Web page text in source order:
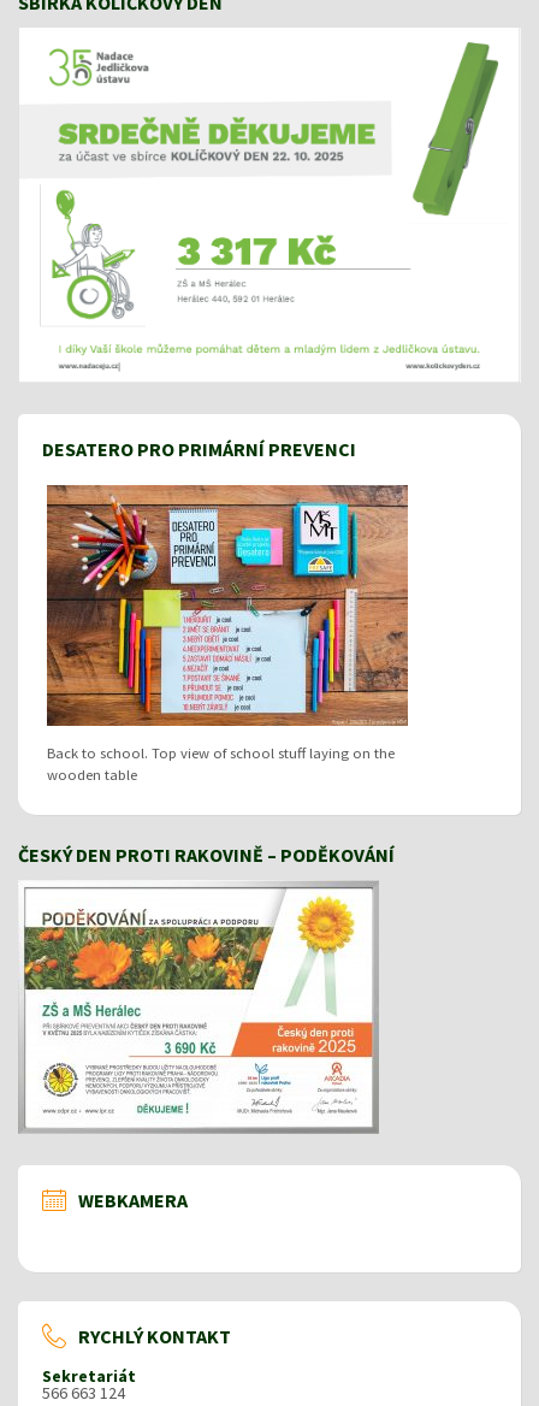
DESATERO PRO PRIMÁRNÍ PREVENCI
Back to school. Top view of school stuff laying on the
wooden table
ČESKÝ DEN PROTI RAKOVINĚ – PODĚKOVÁNÍ
WEBKAMERA
RYCHLÝ KONTAKT
Sekretariát
566 663 124